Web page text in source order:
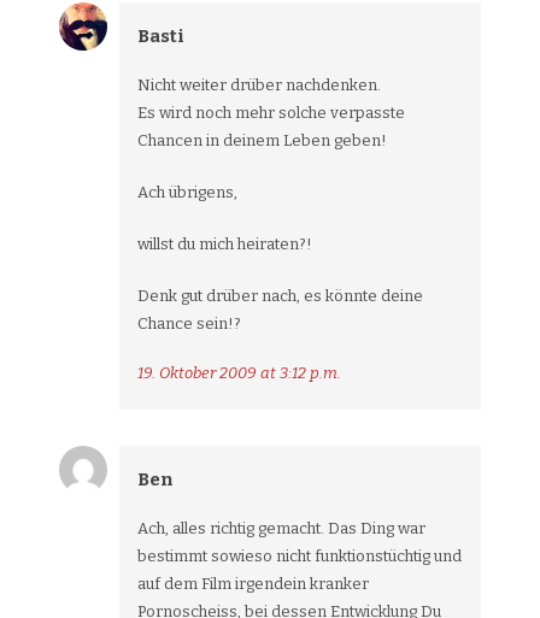
Basti
Nicht weiter drüber nachdenken.
Es wird noch mehr solche verpasste
Chancen in deinem Leben geben!
Ach übrigens,
willst du mich heiraten?!
Denk gut drüber nach, es könnte deine
Chance sein!?
19. Oktober 2009 at 3:12 p.m.
Ben
Ach, alles richtig gemacht. Das Ding war
bestimmt sowieso nicht funktionstüchtig und
auf dem Film irgendein kranker
Pornoscheiss, bei dessen Entwicklung Du